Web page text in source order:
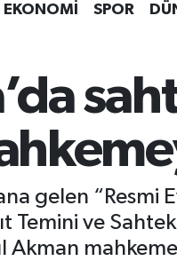
EKONOMİ SPOR
gelen “Resmi
Temini ve